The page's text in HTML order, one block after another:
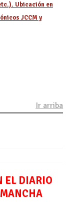
Ubicación en
JCCM y
Ir arriba
EL DIARIO